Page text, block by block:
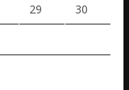
29 30